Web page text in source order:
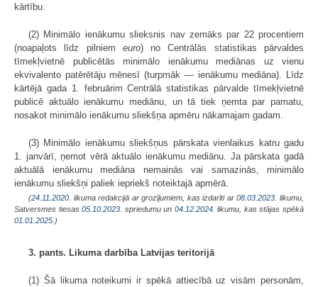
kārtību.
(2) Minimālo ienākumu slieksnis nav zemāks par 22 procentiem
(noapaļots līdz pilniem euro) no Centrālās statistikas pārvaldes
tīmekļvietnē publicētās minimālo ienākumu mediānas uz vienu
ekvivalento patērētāju mēnesī (turpmāk — ienākumu mediāna). Līdz
kārtējā gada 1. februārim Centrālā statistikas pārvalde tīmekļvietnē
publicē aktuālo ienākumu mediānu, un tā tiek ņemta par pamatu,
nosakot minimālo ienākumu sliekšņa apmēru nākamajam gadam.
(3) Minimālo ienākumu sliekšņus pārskata vienlaikus katru gadu
1. janvārī, ņemot vērā aktuālo ienākumu mediānu. Ja pārskata gadā
aktuālā ienākumu mediāna nemainās vai samazinās, minimālo
ienākumu sliekšņi paliek iepriekš noteiktajā apmērā.
(24.11.2020 . likuma redakcijā ar grozījumiem, kas izdarīti ar08.03.2023 . likumu,
Satversmes tiesas05.10.2023. spriedumu un 04.12.2024. likumu, kas stājas spēkā
01.01.2025. )
3. pants. Likuma darbība Latvijas teritorijā
(1) Šā likuma noteikumi ir spēkā attiecībā uz visām personām,